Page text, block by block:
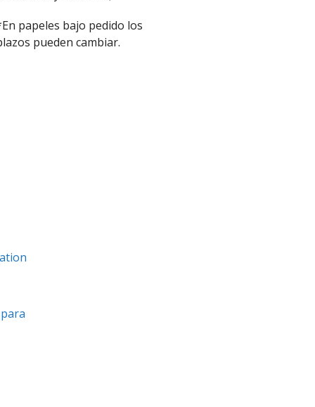
papeles bajo pedido los
pueden cambiar.